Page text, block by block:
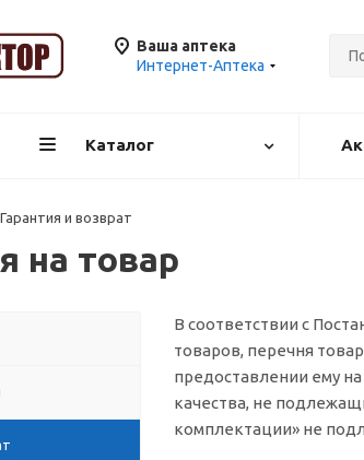
Ваша аптека
Интернет-Аптека
Каталог
Гарантия и возврат
на товар
В соответствии с
товаров, перечня
предоставлении ему
качества, не
комплектации» не